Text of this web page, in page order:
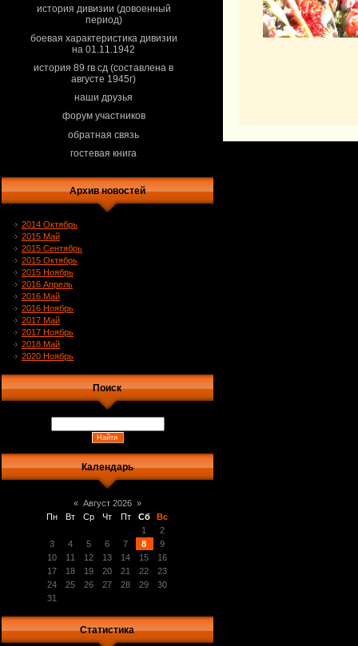
история дивизии (довоенный
период)
боевая характеристика дивизии
на 01.11.1942
история 89 гв сд (составлена в
августе 1945г)
наши друзья
форум участников
обратная связь
гостевая книга
Архив новостей
2014 Октябрь
2015 Май
2015 Сентябрь
2015 Октябрь
2015 Ноябрь
2016 Апрель
2016 Май
2016 Ноябрь
2017 Май
2017 Ноябрь
2018 Май
2020 Ноябрь
Поиск
Календарь
« Август 2026 »
Пн
Вт Ср Чт Пт Сб
Вс
1
2
3
4 5 6 7 8
9
10
11 12 13 14 15
16
17
18 19 20 21 22
23
24
25 26 27 28 29
30
31
Статистика